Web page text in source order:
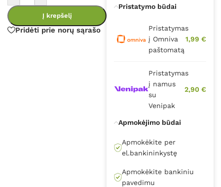
Į krepšelį
Pridėti prie norų sąrašo
Pristatymo būdai
Pristatymas
į Omniva
paštomatą
1,99 €
Pristatymas
į namus
su
Venipak
2,90 €
Apmokėjimo būdai
Apmokėkite per
el.bankininkystę
Apmokėkite bankiniu
pavedimu